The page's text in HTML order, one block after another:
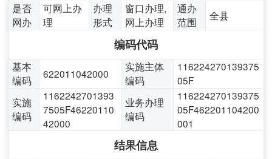
是否
网办
可网上办
理
办理
形式
窗口办理,
网上办理
通办
范围
全县
编码代码
基本
编码
622011042000
实施主体
编码
116224270139375
05F
实施
编码
1162242701393
7505F46220110
42000
业务办理
编码
116224270139375
05F462201104200
001
结果信息